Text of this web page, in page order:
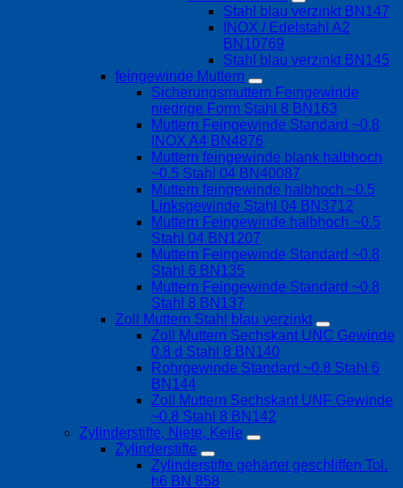
Stahl blau verzinkt BN147
INOX / Edelstahl A2
BN10769
Stahl blau verzinkt BN145
feingewinde Muttern
Sicherungsmuttern Feingewinde
niedrige Form Stahl 8 BN163
Muttern Feingewinde Standard ~0.8
INOX A4 BN4876
Muttern feingewinde blank halbhoch
~0.5 Stahl 04 BN40087
Muttern feingewinde halbhoch ~0.5
Linksgewinde Stahl 04 BN3712
Muttern Feingewinde halbhoch ~0.5
Stahl 04 BN1207
Muttern Feingewinde Standard ~0.8
Stahl 6 BN135
Muttern Feingewinde Standard ~0.8
Stahl 8 BN137
Zoll Muttern Stahl blau verzinkt
Zoll Muttern Sechskant UNC Gewinde
0.8 d Stahl 8 BN140
Rohrgewinde Standard ~0.8 Stahl 6
BN144
Zoll Muttern Sechskant UNF Gewinde
~0.8 Stahl 8 BN142
Zylinderstifte, Niete, Keile
Zylinderstifte
Zylinderstifte gehärtet geschliffen Tol.
h6 BN 858